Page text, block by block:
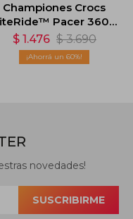
Championes Crocs
Pacer 360 -
Azul
$ 1.476 $ 3.690
60
novedades!
SUSCRIBIRME